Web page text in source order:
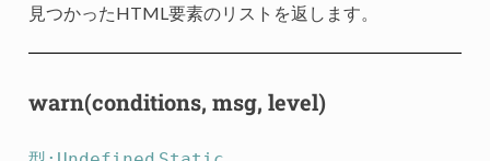
見つかったHTML要素のリストを返します。
warn(conditions, msg, level)